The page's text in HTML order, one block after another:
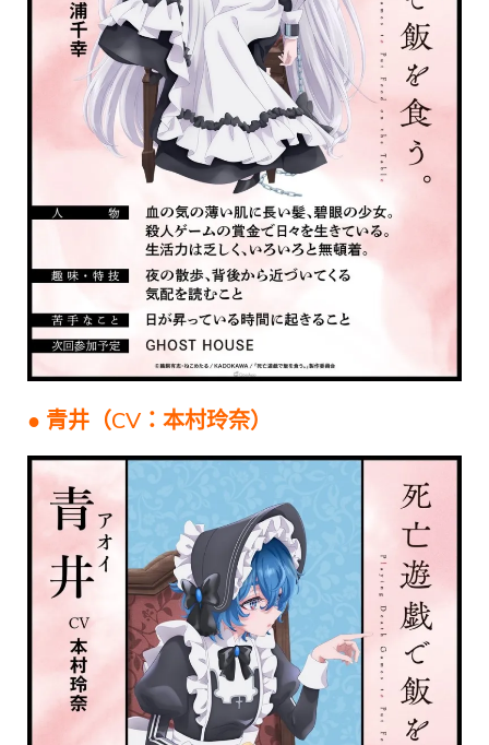
● 青井（CV：本村玲奈）